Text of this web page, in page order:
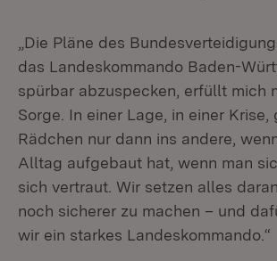
„Die Pläne des
das Landeskommando Baden-
spürbar abzuspecken, erfüllt mich
Sorge. In einer Lage, in einer Krise,
Rädchen nur dann ins andere,
Alltag aufgebaut hat, wenn man
sich vertraut. Wir setzen alles
noch sicherer zu machen – und
wir ein starkes Landeskommando.“